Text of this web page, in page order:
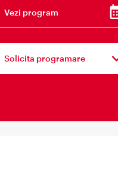
Vezi program
Solicita programare